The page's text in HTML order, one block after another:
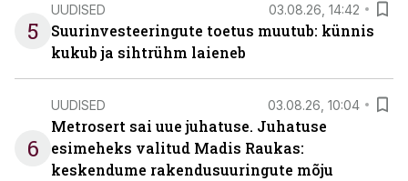
5
UUDISED 03.08.26, 14:42
Suurinvesteeringute toetus muutub: künnis
kukub ja sihtrühm laieneb
6
UUDISED 03.08.26, 10:04
Metrosert sai uue juhatuse. Juhatuse
esimeheks valitud Madis Raukas:
keskendume rakendusuuringute mõju